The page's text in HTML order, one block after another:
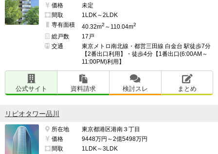
━━━━━━━━━━━━━━━━━━━
高速脇。
価格が高い。
そこに尽きる。
周りの再開発で街の変化は心配。
お店や病院が込みそうで怖い。
地下鉄も込みそう。
価格
未定
間取
1LDK～2LDK
専有面積
40.32m2 ～110.04m2
総戸数
17戸
交通
東京メトロ南北線・都営三田線 白金台 駅徒歩7分
【2番出口利用】・徒歩4分【1番出口(6:00AM～
11:00PM)利用】
公式サイト 資料請求 検討スレ まとめ
リビオタワー品川
所在地
東京都港区港南３丁目
価格
9448万円～2億5498万円
間取
1LDK～3LDK